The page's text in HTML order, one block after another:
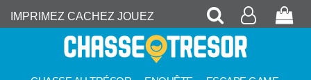
IMPRIMEZ CACHEZ JOUEZ Recherche
Mon